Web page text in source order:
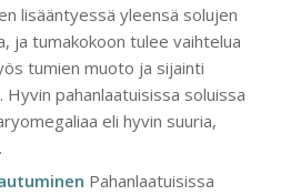
lisääntyessä yleensä solujen
ja tumakokoon tulee vaihtelua
tumien muoto ja sijainti
pahanlaatuisissa soluissa
eli hyvin suuria,
Pahanlaatuisissa